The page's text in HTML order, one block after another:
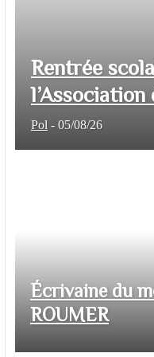
Rentrée
l’Association
Pol - 05/08/26
Écrivaine du
ROUMER